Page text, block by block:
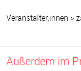
Veranstalter:innen >
Außerdem im